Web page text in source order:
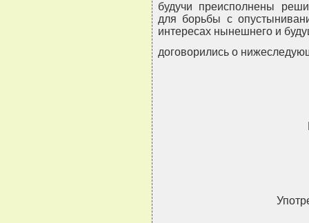
будучи преисполнены
для борьбы с
интересах нынешнего и
договорились о